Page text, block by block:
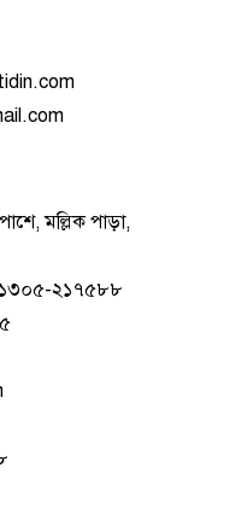
মল্লিক পাড়া,
২১৭৫৮৮